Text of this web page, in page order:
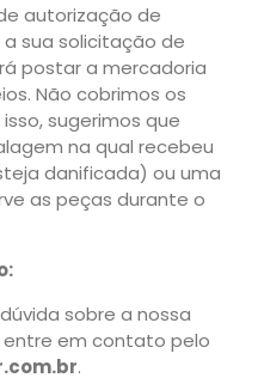
autorização de
sua solicitação de
postar a mercadoria
Não cobrimos os
sugerimos que
na qual recebeu
danificada) ou uma
as peças durante o
sobre a nossa
em contato pelo
.